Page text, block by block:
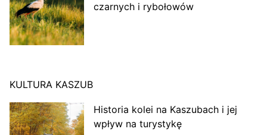
czarnych i rybołowów
KULTURA KASZUB
Historia kolei na Kaszubach i jej
wpływ na turystykę